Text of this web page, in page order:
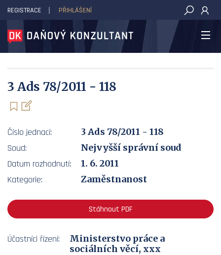
DAŇOVÝ KONZULTANT
REGISTRACE PŘIHLÁŠENÍ
3 Ads 78/2011 - 118
Číslo jednací:
3 Ads 78/2011 - 118
Soud:
Nejvyšší správní soud
Datum rozhodnutí:
1. 6. 2011
Kategorie:
Zaměstnanost
Stáhnout PDF
Účastníci řízení:
Ministerstvo práce a
sociálních věcí, xxx